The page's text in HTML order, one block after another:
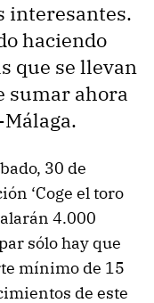
interesantes.
haciendo
que se llevan
sumar ahora
30 de
‘Coge el toro
4.000
sólo hay que
mínimo de 15
de este